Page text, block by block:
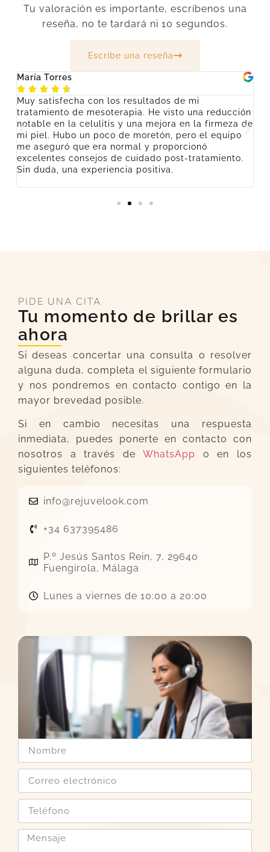
Tu valoración es importante, escríbenos una
reseña, no te tardará ni 10 segundos.
Escríbe una reseña
María Torres
    
Muy satisfecha con los resultados de mi
tratamiento de mesoterapia. He visto una reducción
notable en la celulitis y una mejora en la firmeza de
mi piel. Hubo un poco de moretón, pero el equipo
me aseguró que era normal y proporcionó
excelentes consejos de cuidado post-tratamiento.
Sin duda, una experiencia positiva.
PIDE UNA CITA
Tu momento de brillar es
ahora
Si deseas concertar una consulta o resolver
alguna duda, completa el siguiente formulario
y nos pondremos en contacto contigo en la
mayor brevedad posible.
Si en cambio necesitas una respuesta
inmediata, puedes ponerte en contacto con
nosotros a través deWhatsApp o en los
siguientes teléfonos:
info@rejuvelook.com
+34 637395486
P.º Jesús Santos Rein, 7, 29640
Fuengirola, Málaga
Lunes a viernes de 10:00 a 20:00